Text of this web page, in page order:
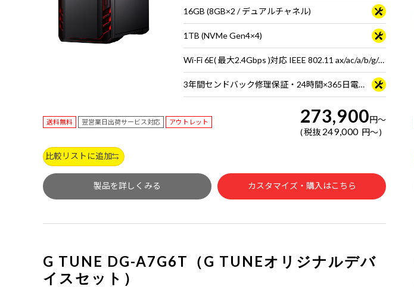
16GB (8GB×2 / デュアルチャネル)
1TB (NVMe Gen4×4)
Wi-Fi 6E( 最大2.4Gbps )対応 IEEE 802.11 ax/ac/a/b/g/n準拠 ＋ Bluetooth 5内蔵
3年間センドバック修理保証・24時間×365日電話サポート
送料無料 翌営業日出荷サービス対応 アウトレット 273,900円～
税抜 249,000 円～
比較リストに追加
製品を詳しくみる カスタマイズ・購入はこちら
G TUNE DG-A7G6T（G TUNEオリジナルデバ
イスセット）